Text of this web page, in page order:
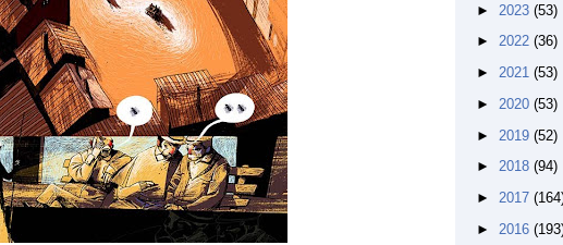
► 2023 (53)
► 2022 (36)
► 2021 (53)
► 2020 (53)
► 2019 (52)
► 2018 (94)
► 2017
► 2016